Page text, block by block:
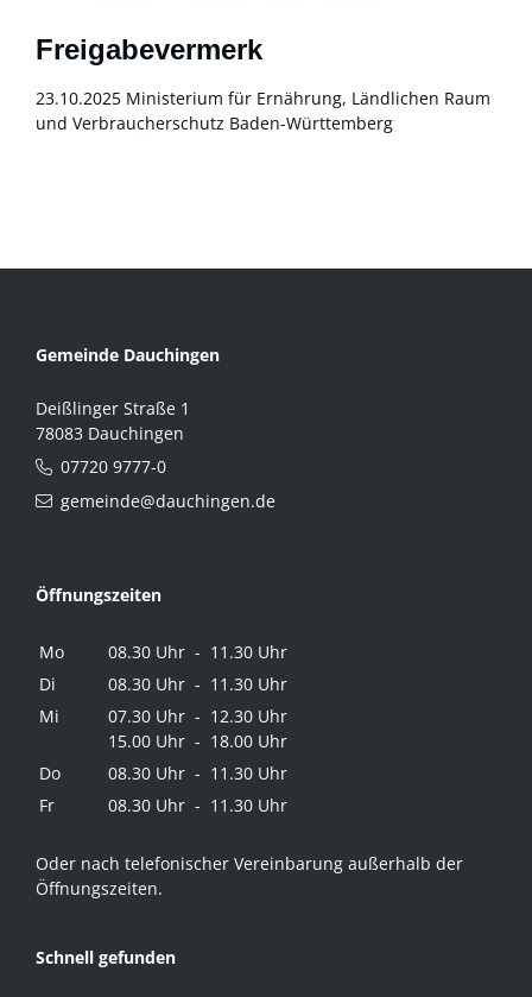
Freigabevermerk
23.10.2025 Ministerium für Ernährung, Ländlichen Raum
und Verbraucherschutz Baden-Württemberg
Gemeinde Dauchingen
Deißlinger Straße 1
78083 Dauchingen
07720 9777-0
gemeinde@dauchingen.de
Öffnungszeiten
Mo
08.30 Uhr - 11.30 Uhr
Di
08.30 Uhr - 11.30 Uhr
Mi
07.30 Uhr - 12.30 Uhr
15.00 Uhr - 18.00 Uhr
Do
08.30 Uhr - 11.30 Uhr
Fr
08.30 Uhr - 11.30 Uhr
Oder nach telefonischer Vereinbarung außerhalb der
Öffnungszeiten.
Schnell gefunden